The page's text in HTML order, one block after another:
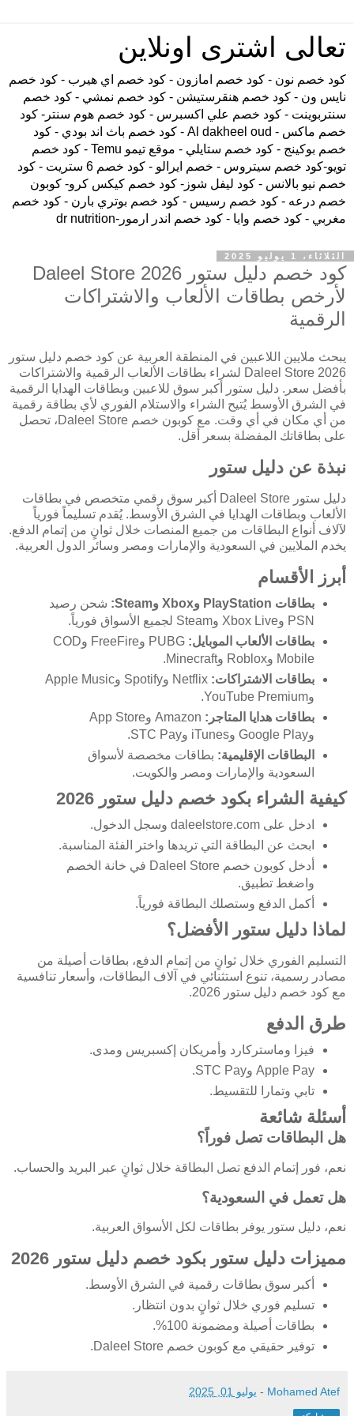
تعالى اشترى اونلاين
كود خصم نون - كود خصم امازون - كود خصم اي هيرب - كود خصم
نايس ون - كود خصم هنقرستيشن - كود خصم نمشي - كود خصم
سنتربوينت - كود خصم علي اكسبرس - كود خصم هوم سنتر- كود
خصم ماكس - Al dakheel oud - كود خصم باث اند بودي - كود
خصم بوكينج - كود خصم ستايلي - موقع تيمو Temu - كود خصم
تويو-كود خصم سيتروس - خصم ايرالو - كود خصم 6 ستريت - كود
خصم نيو بالانس - كود ليفل شوز- كود خصم كيكس كرو- كوبون
خصم درعه - كود خصم رسيس - كود خصم بوتري بارن - كود خصم
مغربي - كود خصم وايا - كود خصم اندر ارمور-dr nutrition
الثلاثاء، 1 يوليو 2025
كود خصم دليل ستور Daleel Store 2026
لأرخص بطاقات الألعاب والاشتراكات
الرقمية
يبحث ملايين اللاعبين في المنطقة العربية عن كود خصم دليل ستور
Daleel Store 2026 لشراء بطاقات الألعاب الرقمية والاشتراكات
بأفضل سعر. دليل ستور أكبر سوق للاعبين وبطاقات الهدايا الرقمية
في الشرق الأوسط يُتيح الشراء والاستلام الفوري لأي بطاقة رقمية
من أي مكان في أي وقت. مع كوبون خصم Daleel Store، تحصل
على بطاقاتك المفضلة بسعر أقل.
نبذة عن دليل ستور
دليل ستور Daleel Store أكبر سوق رقمي متخصص في بطاقات
الألعاب وبطاقات الهدايا في الشرق الأوسط. يُقدم تسليماً فورياً
لآلاف أنواع البطاقات من جميع المنصات خلال ثوانٍ من إتمام الدفع.
يخدم الملايين في السعودية والإمارات ومصر وسائر الدول العربية.
أبرز الأقسام
بطاقات PlayStation وXbox وSteam:
شحن رصيد
PSN وXbox Live وSteam لجميع الأسواق فورياً.
بطاقات الألعاب الموبايل:
PUBG وFreeFire وCOD
Mobile وRoblox وMinecraft.
بطاقات الاشتراكات:
Netflix وSpotify وApple Music
وYouTube Premium.
بطاقات هدايا المتاجر:
Amazon وApp Store
وGoogle Play وiTunes وSTC Pay.
البطاقات الإقليمية: بطاقات مخصصة لأسواق
السعودية والإمارات ومصر والكويت.
كيفية الشراء بكود خصم دليل ستور 2026
ادخل على daleelstore.com وسجل الدخول.
ابحث عن البطاقة التي تريدها واختر الفئة المناسبة.
أدخل كوبون خصم Daleel Store في خانة الخصم
واضغط تطبيق.
أكمل الدفع وستصلك البطاقة فورياً.
لماذا دليل ستور الأفضل؟
التسليم الفوري خلال ثوانٍ من إتمام الدفع، بطاقات أصيلة من
مصادر رسمية، تنوع استثنائي في آلاف البطاقات، وأسعار تنافسية
مع كود خصم دليل ستور 2026.
طرق الدفع
فيزا وماستركارد وأمريكان إكسبريس ومدى.
Apple Pay وSTC Pay.
تابي وتمارا للتقسيط.
أسئلة شائعة
هل البطاقات تصل فوراً؟
نعم، فور إتمام الدفع تصل البطاقة خلال ثوانٍ عبر البريد والحساب.
هل تعمل في السعودية؟
نعم، دليل ستور يوفر بطاقات لكل الأسواق العربية.
مميزات دليل ستور بكود خصم دليل ستور 2026
أكبر سوق بطاقات رقمية في الشرق الأوسط.
تسليم فوري خلال ثوانٍ بدون انتظار.
بطاقات أصيلة ومضمونة 100%.
توفير حقيقي مع كوبون خصم Daleel Store.
Mohamed Atef
- يوليو 01, 2025